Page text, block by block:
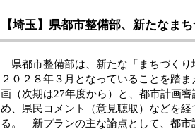
【埼玉】県都市整備部、新たなま
県都市整備部は、新たな「まちづくり
２０２８年３月となっていることを踏
画（次期は27年度から）と、都市計画
め、県民コメント（意見聴取）などを
る。 新プランの主な論点として、都